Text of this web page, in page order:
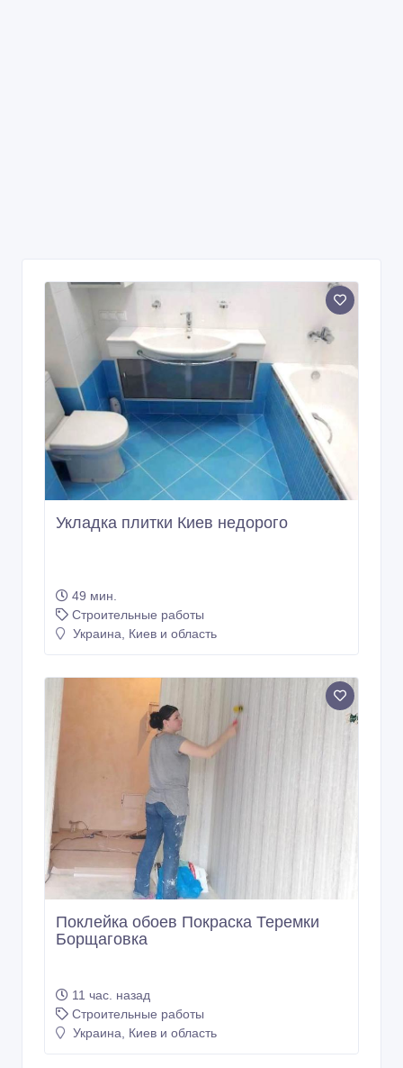
Укладка плитки Киев недорого
49 мин.
Строительные работы
Украина, Киев и область
Поклейка обоев Покраска Теремки
Борщаговка
11 час. назад
Строительные работы
Украина, Киев и область